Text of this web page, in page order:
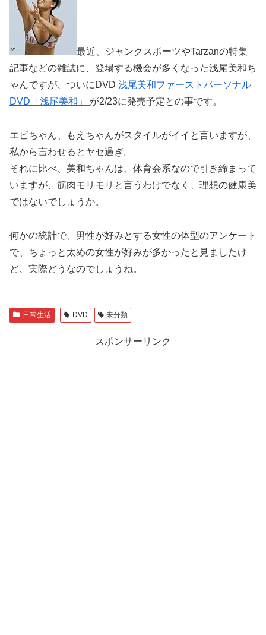
最近、ジャンクスポーツやTarzanの特集
記事などの雑誌に、登場する機会が多くなった浅尾美和ち
ゃんですが、ついにDVD 浅尾美和ファーストパーソナル
DVD「浅尾美和」
が2/23に発売予定との事です。
エビちゃん、もえちゃんがスタイルがイイと言いますが、
私から言わせるとヤセ過ぎ。
それに比べ、美和ちゃんは、体育会系なので引き締まって
いますが、筋肉モリモリと言うわけでなく、理想の健康美
ではないでしょうか。
何かの統計で、男性が好みとする女性の体型のアンケート
で、ちょっと太めの女性が好みが多かったと見ましたけ
ど、実際どうなのでしょうね。
日常生活 DVD 未分類
スポンサーリンク